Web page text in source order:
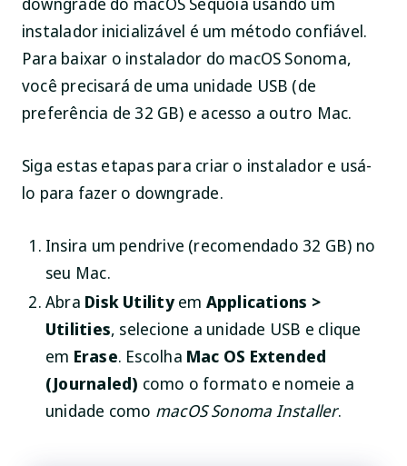
instalador inicializável é um método confiável.
Para baixar o instalador do macOS Sonoma,
você precisará de uma unidade USB (de
preferência de 32 GB) e acesso a outro Mac.
Siga estas etapas para criar o instalador e usá-
lo para fazer o downgrade.
Insira um pendrive (recomendado 32 GB) no
seu Mac.
Abra Disk Utilityem Applications >
Utilities, selecione a unidade USB e clique
em Erase. Escolha Mac OS Extended
(Journaled) como o formato e nomeie a
unidade como macOS Sonoma Installer.